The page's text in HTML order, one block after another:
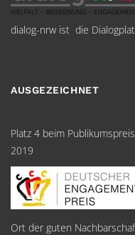
dialog-nrw ist die
AUSGEZEICHNET
Platz 4 beim
2019
Ort der guten